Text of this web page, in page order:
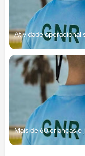
Atividade operacional
Mais de 60 crianças e